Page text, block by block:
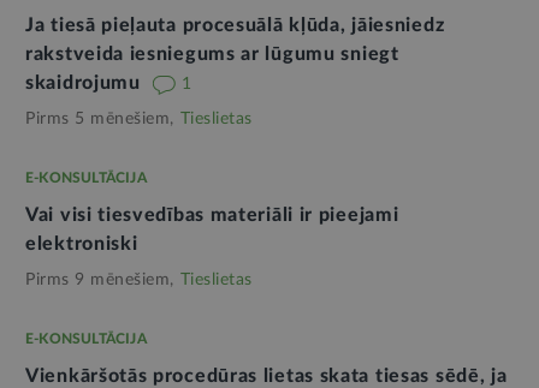
Ja tiesā pieļauta procesuālā kļūda, jāiesniedz
rakstveida iesniegums ar lūgumu sniegt
skaidrojumu
1
Pirms 5 mēnešiem, Tieslietas
E-KONSULTĀCIJA
Vai visi tiesvedības materiāli ir pieejami
elektroniski
Pirms 9 mēnešiem, Tieslietas
E-KONSULTĀCIJA
Vienkāršotās procedūras lietas skata tiesas sēdē, ja